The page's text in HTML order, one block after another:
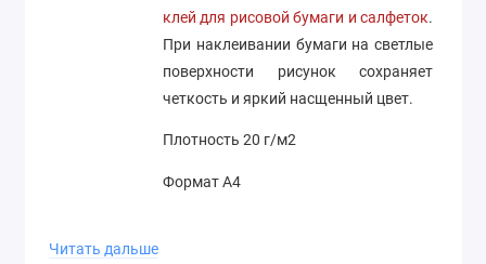
клей для рисовой бумаги и салфеток.
При наклеивании бумаги на светлые
поверхности рисунок сохраняет
четкость и яркий насщенный цвет.
Плотность 20 г/м2
Формат А4
Читать дальше